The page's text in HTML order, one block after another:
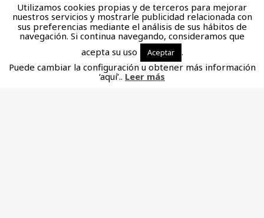
Utilizamos cookies propias y de terceros para mejorar
nuestros servicios y mostrarle publicidad relacionada con
sus preferencias mediante el análisis de sus hábitos de
navegación. Si continua navegando, consideramos que
acepta su uso
Aceptar
.
Puede cambiar la configuración u obtener más información
‘aquí’.. Leer más